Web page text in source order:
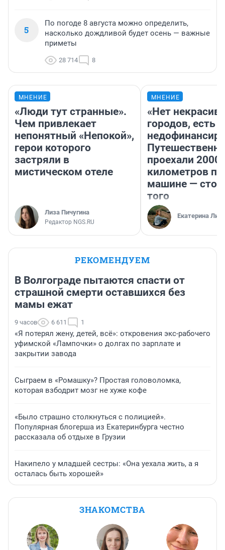
5
По погоде 8 августа можно определить,
насколько дождливой будет осень — важные
приметы
28 714 8
МНЕНИЕ
«Люди тут странные».
Чем привлекает
непонятный «Непокой»,
герои которого
застряли в
мистическом отеле
Лиза Пичугина
Редактор NGS.RU
МНЕНИЕ
«Нет
городов, есть
проехали 2000
километров по
машине —
того
Екатерина
РЕКОМЕНДУЕМ
В Волгограде пытаются спасти от
страшной смерти оставшихся без
мамы ежат
9 часов 6 611 1
«Я потерял жену, детей, всё»: откровения экс-рабочего
уфимской «Лампочки» о долгах по зарплате и
закрытии завода
Сыграем в «Ромашку»? Простая головоломка,
которая взбодрит мозг не хуже кофе
«Было страшно столкнуться с полицией».
Популярная блогерша из Екатеринбурга честно
рассказала об отдыхе в Грузии
Накипело у младшей сестры: «Она уехала жить, а я
осталась быть хорошей»
ЗНАКОМСТВА